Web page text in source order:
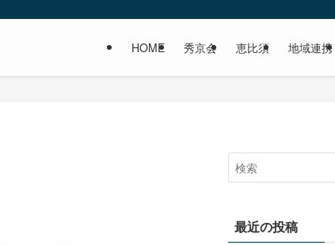
HOME 秀京会 恵比須 地域連携
最近の投稿